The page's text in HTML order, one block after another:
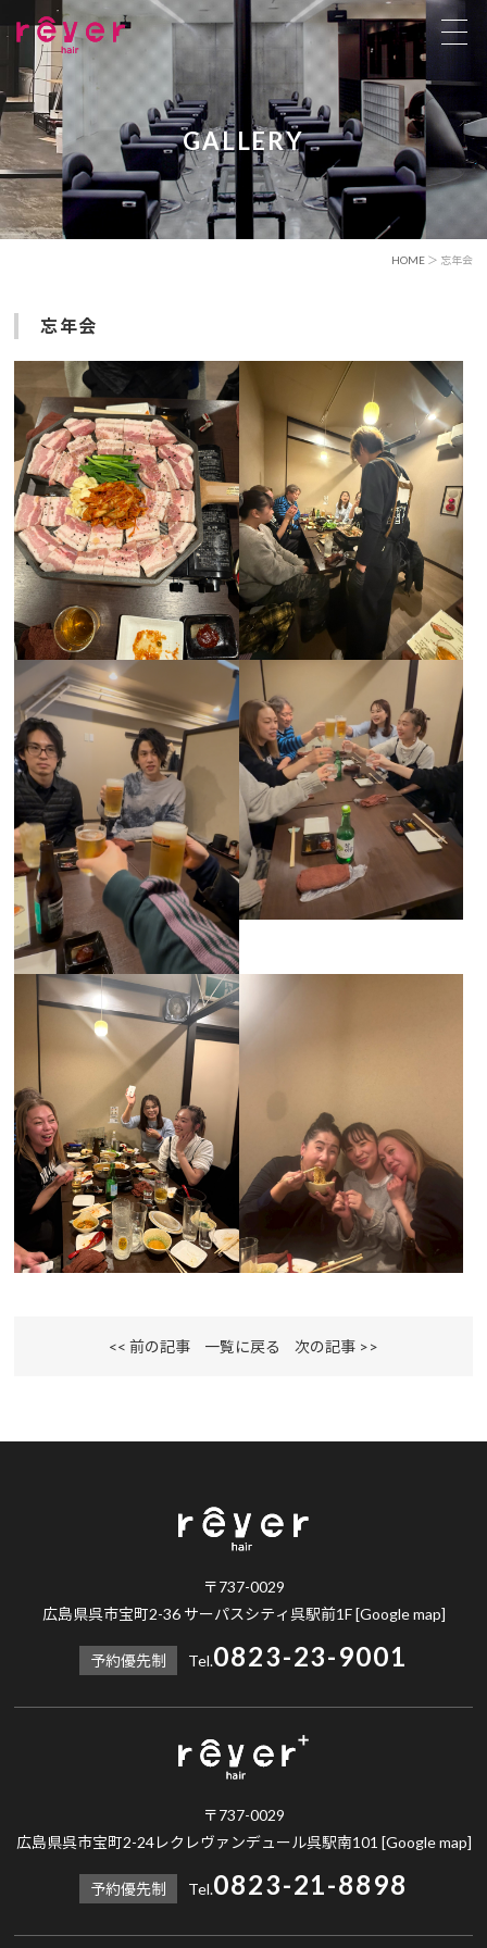
GALLERY
HOME＞ 忘年会
忘年会
<< 前の記事 一覧に戻る 次の記事 >>
〒737-0029
広島県呉市宝町2-36 サーパスシティ呉駅前1F[Google map]
予約優先制 Tel.0823-23-9001
〒737-0029
広島県呉市宝町2-24レクレヴァンデュール呉駅南101 [Google map]
予約優先制 Tel.0823-21-8898